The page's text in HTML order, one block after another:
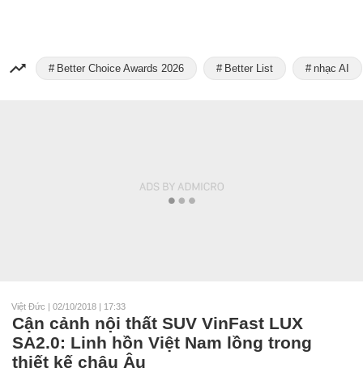
Better Choice Awards 2026 Better List nhạc AI
Việt Đức | 02/10/2018 | 17:33
Cận cảnh nội thất SUV VinFast LUX
SA2.0: Linh hồn Việt Nam lồng trong
thiết kế châu Âu